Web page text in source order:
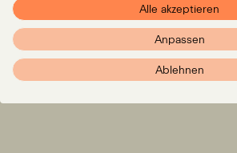
Expertise
Team
Insights
Karriere
Alle akzeptieren
Anpassen
Ablehnen